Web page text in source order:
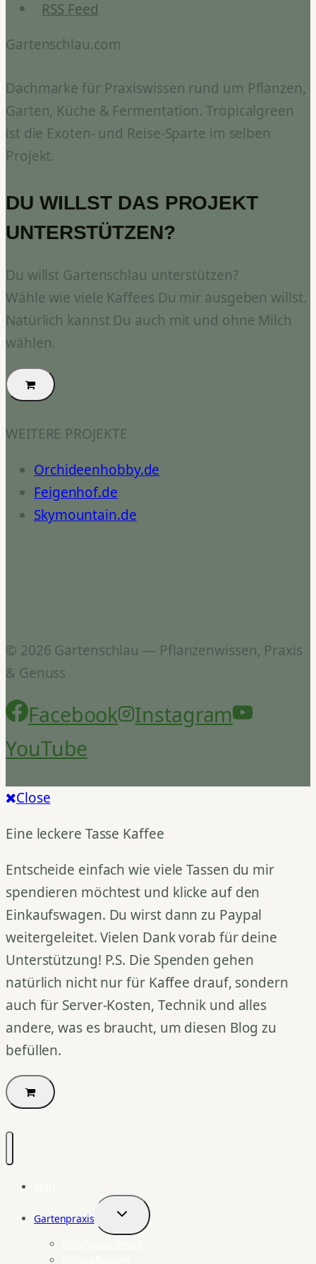
RSS Feed
Gartenschlau.com
Dachmarke für Praxiswissen rund um Pflanzen,
Garten, Küche & Fermentation. Tropicalgreen
ist die Exoten- und Reise-Sparte im selben
Projekt.
DU WILLST DAS PROJEKT
UNTERSTÜTZEN?
Du willst Gartenschlau unterstützen?
Wähle wie viele Kaffees Du mir ausgeben willst.
Natürlich kannst Du auch mit und ohne Milch
wählen.
WEITERE PROJEKTE
Orchideenhobby.de
Feigenhof.de
Skymountain.de
© 2026 Gartenschlau — Pflanzenwissen, Praxis
& Genuss
Facebook
Instagram
YouTube
Close
Eine leckere Tasse Kaffee
Entscheide einfach wie viele Tassen du mir
spendieren möchtest und klicke auf den
Einkaufswagen. Du wirst dann zu Paypal
weitergeleitet. Vielen Dank vorab für deine
Unterstützung! P.S. Die Spenden gehen
natürlich nicht nur für Kaffee drauf, sondern
auch für Server-Kosten, Technik und alles
andere, was es braucht, um diesen Blog zu
befüllen.
Gartenpraxis
Untermenü
umschalten